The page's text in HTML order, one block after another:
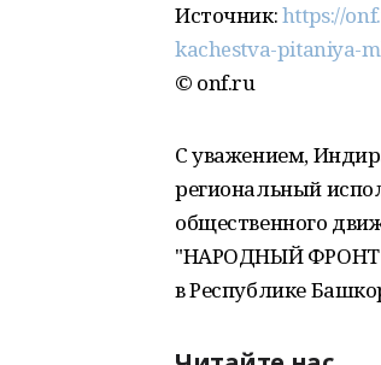
Источник:https://
kachestva-pitaniya-
© onf.ru
С уважением,
региональный
общественного
"НАРОДНЫЙ ФРОНТ
в Республике